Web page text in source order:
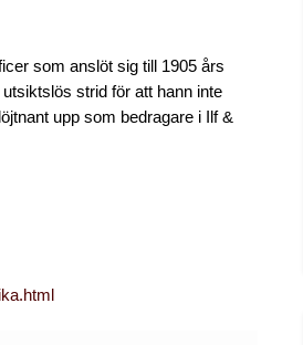
som anslöt sig till 1905 års
strid för att hann inte
upp som bedragare i Ilf &